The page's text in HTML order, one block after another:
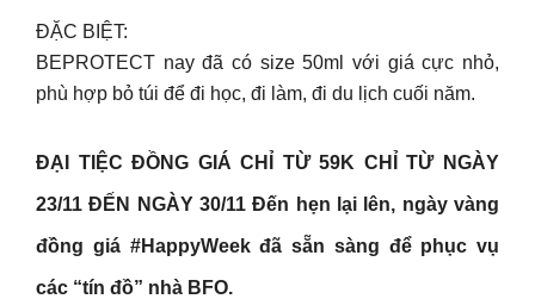
ĐẶC BIỆT:
BEPROTECT nay đã có size 50ml với giá cực nhỏ,
phù hợp bỏ túi để đi học, đi làm, đi du lịch cuối năm.
ĐẠI TIỆC ĐỒNG GIÁ CHỈ TỪ 59K CHỈ TỪ NGÀY
23/11 ĐẾN NGÀY 30/11 Đến hẹn lại lên, ngày vàng
đồng giá #HappyWeek đã sẵn sàng để phục vụ
các “tín đồ” nhà BFO.